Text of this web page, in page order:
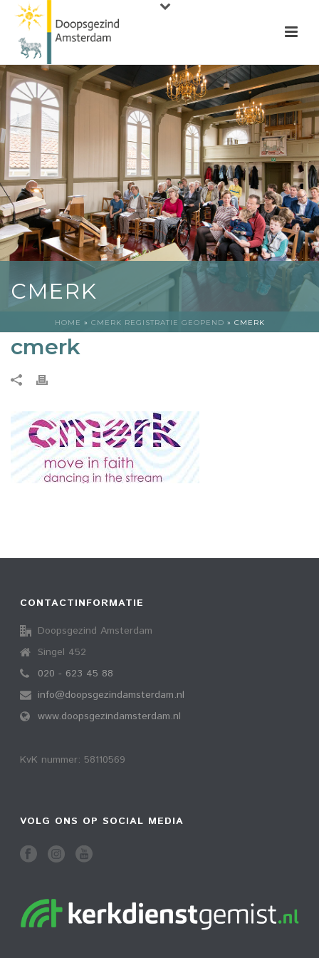
CMERK
HOME » CMERK REGISTRATIE GEOPEND » CMERK
cmerk
CONTACTINFORMATIE
Doopsgezind Amsterdam
Singel 452
020 - 623 45 88
info@doopsgezindamsterdam.nl
www.doopsgezindamsterdam.nl
KvK nummer: 58110569
VOLG ONS OP SOCIAL MEDIA